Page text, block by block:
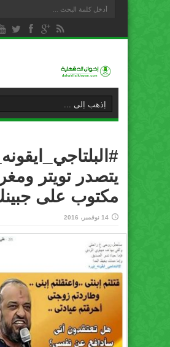
يتصدر تويتر
مكتوب على
14 نوفمبر، 2016